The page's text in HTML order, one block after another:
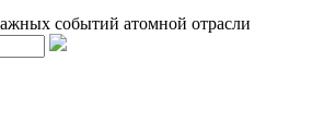
событий атомной отрасли